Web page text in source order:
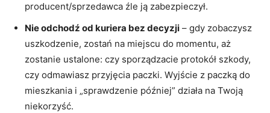
producent/sprzedawca źle ją zabezpieczył.
Nie odchodź od kuriera bez decyzji – gdy zobaczysz
uszkodzenie, zostań na miejscu do momentu, aż
zostanie ustalone: czy sporządzacie protokół szkody,
czy odmawiasz przyjęcia paczki. Wyjście z paczką do
mieszkania i „sprawdzenie później” działa na Twoją
niekorzyść.